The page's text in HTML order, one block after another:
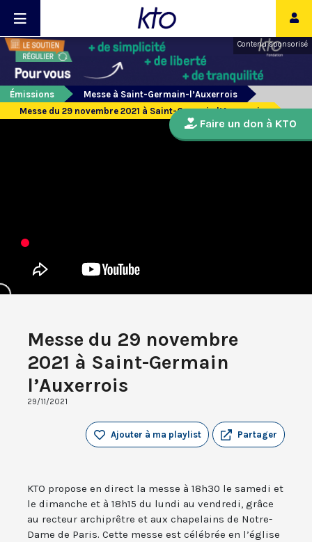
Contenu sponsorisé
Émissions
Messe à Saint-Germain-l’Auxerrois
Messe du 29 novembre 2021 à Saint-Germain l’Auxerrois
Messe du 29 novembre
2021 à Saint-Germain
l’Auxerrois
29/11/2021
Partager
Ajouter à ma playlist
KTO propose en direct la messe à 18h30 le samedi et
le dimanche et à 18h15 du lundi au vendredi, grâce
au recteur archiprêtre et aux chapelains de Notre-
Dame de Paris. Cette messe est célébrée en l’église
Faire un don à KTO